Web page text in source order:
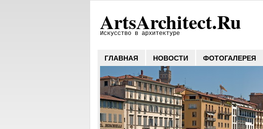
ArtsArchitect.Ru
Искусство в архитектуре
ГЛАВНАЯ НОВОСТИ ФОТОГАЛЕРЕЯ